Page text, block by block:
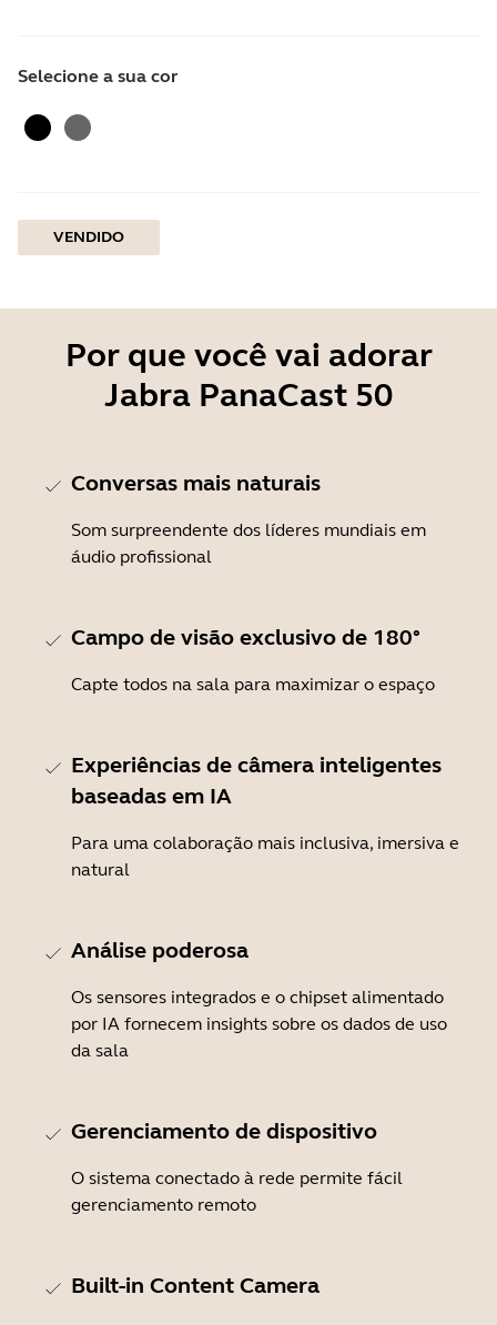
Selecione a sua cor
Pretocinza
VENDIDO
Por que você vai adorar
Jabra PanaCast 50
Conversas mais naturais
Som surpreendente dos líderes mundiais em
áudio profissional
Campo de visão exclusivo de 180°
Capte todos na sala para maximizar o espaço
Experiências de câmera inteligentes
baseadas em IA
Para uma colaboração mais inclusiva, imersiva e
natural
Análise poderosa
Os sensores integrados e o chipset alimentado
por IA fornecem insights sobre os dados de uso
da sala
Gerenciamento de dispositivo
O sistema conectado à rede permite fácil
gerenciamento remoto
Built-in Content Camera